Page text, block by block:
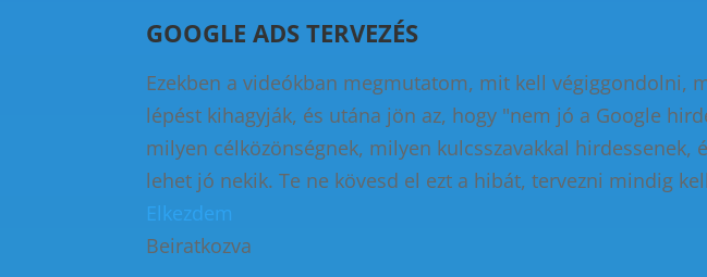
GOOGLE ADS TERVEZÉS
Ezekben a videókban megmutatom, mit kell végiggondolni,
lépést kihagyják, és utána jön az, hogy "nem jó a Google
milyen célközönségnek, milyen kulcsszavakkal
lehet jó nekik. Te ne kövesd el ezt a hibát, tervezni mindig
Elkezdem
Beiratkozva